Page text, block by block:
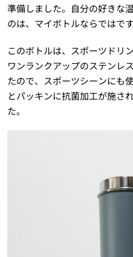
準備しました。自分の好きな
のは、マイボトルならではです
このボトルは、スポーツドリ
ワンランクアップのステンレ
たので、スポーツシーンにも
とパッキンに抗菌加工が施さ
た。